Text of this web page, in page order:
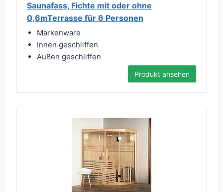
Saunafass, Fichte mit oder ohne
0,6mTerrasse für 6 Personen
Markenware
Innen geschliffen
Außen geschliffen
Produkt ansehen